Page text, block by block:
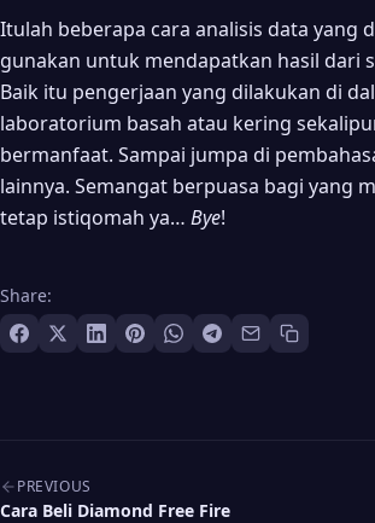
Itulah beberapa cara analisis data yang
gunakan untuk mendapatkan hasil dari
Baik itu pengerjaan yang dilakukan di
laboratorium basah atau kering
bermanfaat. Sampai jumpa di
lainnya. Semangat berpuasa bagi yang
tetap istiqomah ya… Bye!
Share:
Post navigation
PREVIOUS
Cara Beli Diamond Free Fire